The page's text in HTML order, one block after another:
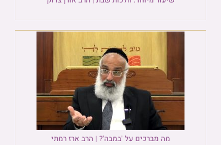
מה מברכים על 'במבה'? | הרב ארז רמתי